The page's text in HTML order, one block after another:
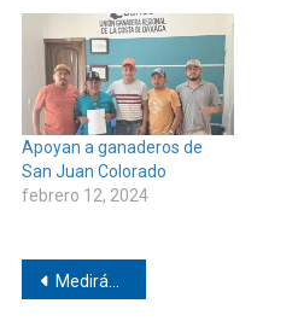
Apoyan a ganaderos de
San Juan Colorado
febrero 12, 2024
Navegación
Medirán espacios para feria de Semana Santa en Pinotepa